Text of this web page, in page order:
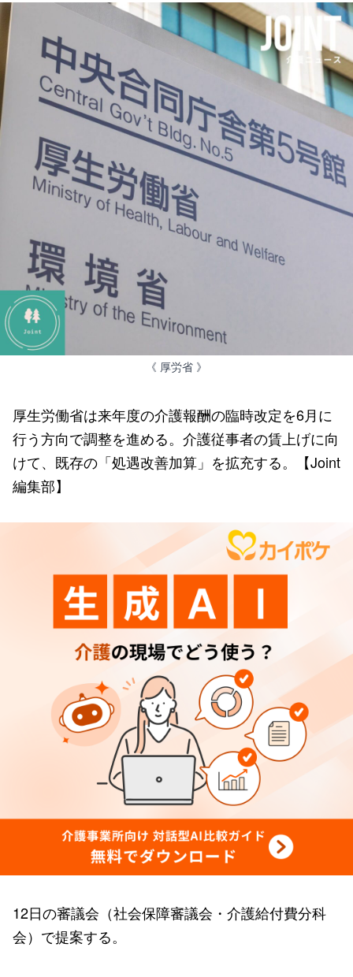
《 厚労省 》
厚生労働省は来年度の介護報酬の臨時改定を6月に
行う方向で調整を進める。介護従事者の賃上げに向
けて、既存の「処遇改善加算」を拡充する。【Joint
編集部】
12日の審議会（社会保障審議会・介護給付費分科
会）で提案する。